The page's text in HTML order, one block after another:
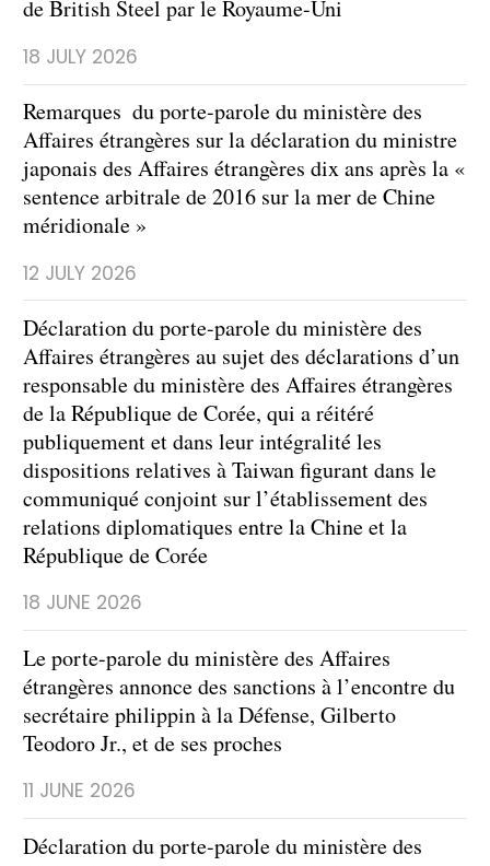
de British Steel par le Royaume-Uni
18 JULY 2026
Remarques du porte-parole du ministère des
Affaires étrangères sur la déclaration du ministre
japonais des Affaires étrangères dix ans après la «
sentence arbitrale de 2016 sur la mer de Chine
méridionale »
12 JULY 2026
Déclaration du porte-parole du ministère des
Affaires étrangères au sujet des déclarations d’un
responsable du ministère des Affaires étrangères
de la République de Corée, qui a réitéré
publiquement et dans leur intégralité les
dispositions relatives à Taiwan figurant dans le
communiqué conjoint sur l’établissement des
relations diplomatiques entre la Chine et la
République de Corée
18 JUNE 2026
Le porte-parole du ministère des Affaires
étrangères annonce des sanctions à l’encontre du
secrétaire philippin à la Défense, Gilberto
Teodoro Jr., et de ses proches
11 JUNE 2026
Déclaration du porte-parole du ministère des